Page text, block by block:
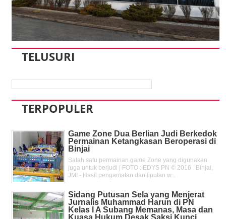
TELUSURI
TERPOPULER
Game Zone Dua Berlian Judi Berkedok
Permainan Ketangkasan Beroperasi di
Binjai
Salah satu permainan game Zone yang digunakan
juga untuk berjudi | FOTO : EDYS PN © 2016 Binjai,
JMI - Hasil pengamatan dan liputan w...
Sidang Putusan Sela yang Menjerat
Jurnalis Muhammad Harun di PN
Kelas l A Subang Memanas, Masa dan
Kuasa Hukum Desak Saksi Kunci